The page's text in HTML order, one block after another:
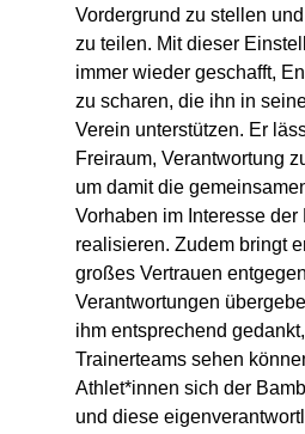
Vordergrund zu stellen
zu teilen. Mit dieser
immer wieder geschafft,
zu scharen, die ihn in
Verein unterstützen. Er
Freiraum, Verantwortung
um damit die
Vorhaben im Interesse der
realisieren. Zudem bringt
großes Vertrauen
Verantwortungen
ihm entsprechend
Trainerteams sehen
Athlet*innen sich der
und diese